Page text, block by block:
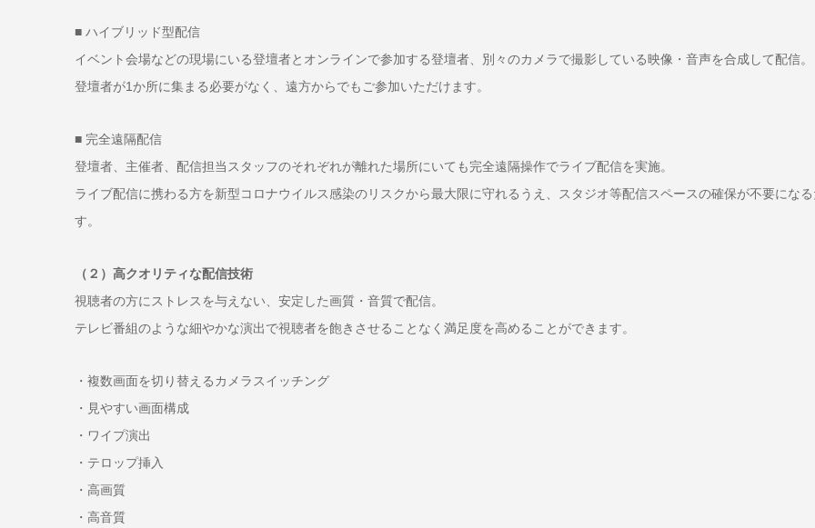
■ ハイブリッド型配信
イベント会場などの現場にいる登壇者とオンラインで参加する登壇者、別々のカメラで撮影している映像・音声を合成して配信。
登壇者が1か所に集まる必要がなく、遠方からでもご参加いただけます。
■ 完全遠隔配信
登壇者、主催者、配信担当スタッフのそれぞれが離れた場所にいても完全遠隔操作でライブ配信を実施。
ライブ配信に携わる方を新型コロナウイルス感染のリスクから最大限に守れるうえ、スタジオ等配信スペースの確保が不要にな
す。
（２）高クオリティな配信技術
視聴者の方にストレスを与えない、安定した画質・音質で配信。
テレビ番組のような細やかな演出で視聴者を飽きさせることなく満足度を高めることができます。
・複数画面を切り替えるカメラスイッチング
・見やすい画面構成
・ワイプ演出
・テロップ挿入
・高画質
・高音質